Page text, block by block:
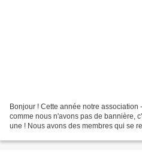
Bonjour ! Cette année notre association
comme nous n'avons pas de bannière,
une ! Nous avons des membres qui se